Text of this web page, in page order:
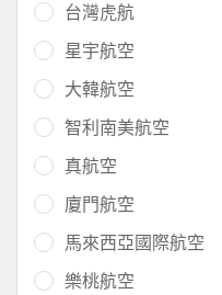
台灣虎航
星宇航空
大韓航空
智利南美航空
真航空
廈門航空
馬來西亞國際航空
樂桃航空